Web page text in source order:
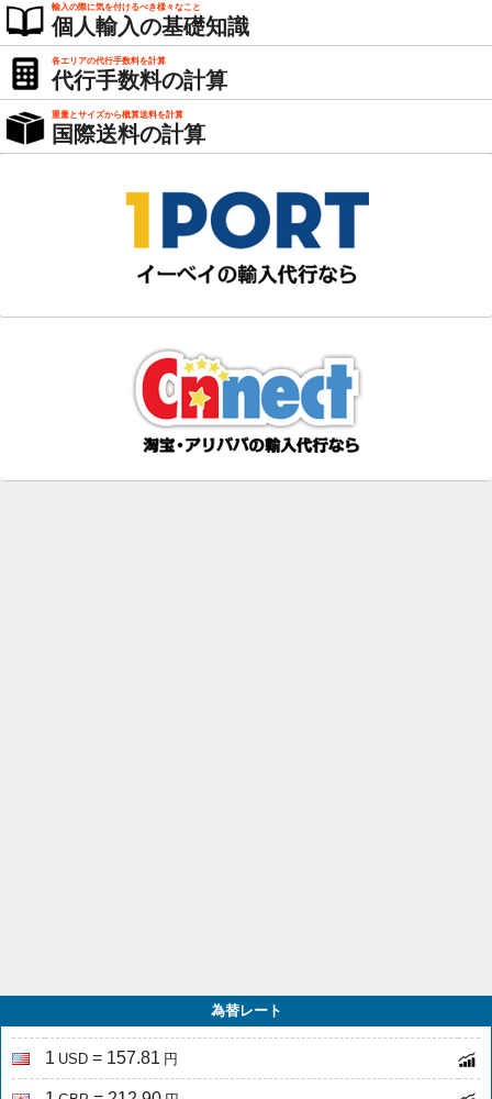
輸入の際に気を付けるべき様々なこと
個人輸入の基礎知識
各エリアの代行手数料を計算
代行手数料の計算
重量とサイズから概算送料を計算
国際送料の計算
為替レート
1 USD = 157.81 円